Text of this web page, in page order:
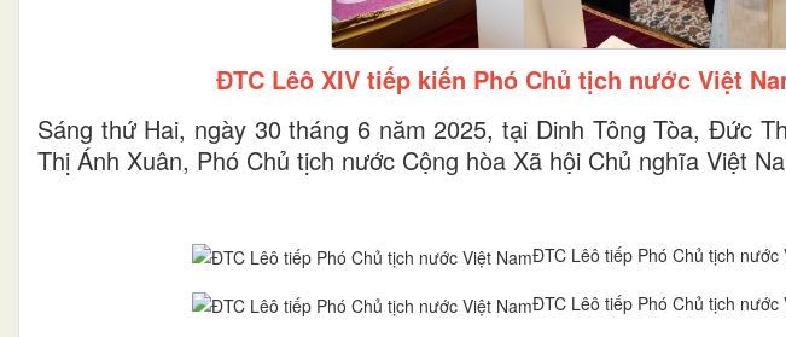
ĐTC Lêô XIV tiếp kiến Phó Chủ tịch nước Việt
Sáng thứ Hai, ngày 30 tháng 6 năm 2025, tại Dinh Tông Tòa, Đức
Thị Ánh Xuân, Phó Chủ tịch nước Cộng hòa Xã hội Chủ nghĩa Việt
ĐTC Lêô tiếp Phó Chủ tịch
ĐTC Lêô tiếp Phó Chủ tịch